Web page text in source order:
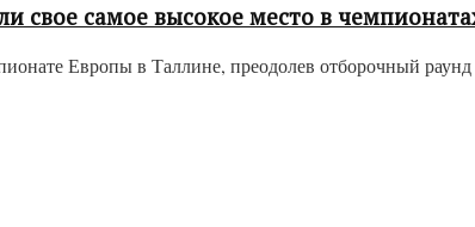
свое самое высокое место в
Европы в Таллине, преодолев отборочный